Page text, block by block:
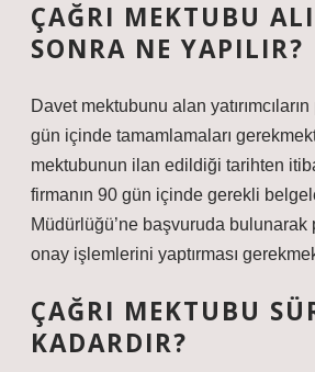
ÇAĞRI MEKTUBU
SONRA NE YAPILIR?
Davet mektubunu alan
gün içinde tamamlamaları
mektubunun ilan edildiği tarihten
firmanın 90 gün içinde gerekli
Müdürlüğü’ne başvuruda bulunarak
onay işlemlerini yaptırması
ÇAĞRI MEKTUBU
KADARDIR?